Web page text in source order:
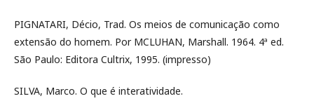
PIGNATARI, Décio, Trad. Os meios de comunicação como
extensão do homem. Por MCLUHAN, Marshall. 1964. 4ª ed.
São Paulo: Editora Cultrix, 1995. (impresso)
SILVA, Marco. O que é interatividade.